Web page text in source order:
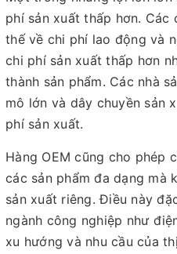
phí sản xuất thấp hơn.
thế về chi phí lao động và
chi phí sản xuất thấp hơn
thành sản phẩm. Các nhà
mô lớn và dây chuyền sản
phí sản xuất.
Hàng OEM cũng cho phép
các sản phẩm đa dạng mà
sản xuất riêng. Điều này
ngành công nghiệp như
xu hướng và nhu cầu của